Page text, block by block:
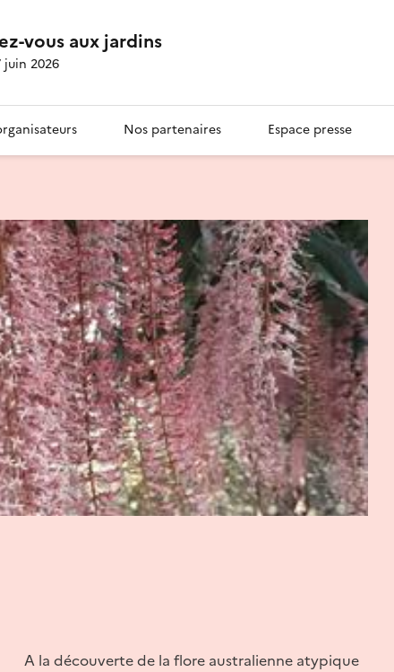
vous aux jardins
juin 2026
Nos partenaires Espace presse
A la découverte de la flore australienne atypique